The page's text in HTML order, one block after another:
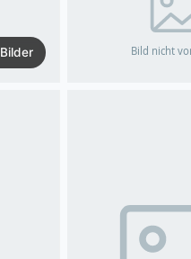
Bilder